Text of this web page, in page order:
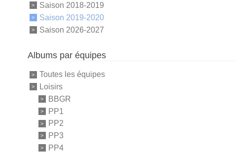
Saison 2018-2019
Saison 2019-2020
Saison 2026-2027
Albums par équipes
Toutes les équipes
Loisirs
BBGR
PP1
PP2
PP3
PP4